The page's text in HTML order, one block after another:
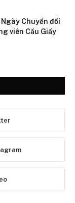
Chuyển đổi
viên Cầu Giấy